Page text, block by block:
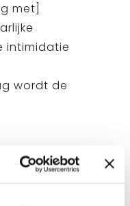
met]
intimidatie
wordt de
gesteld bij